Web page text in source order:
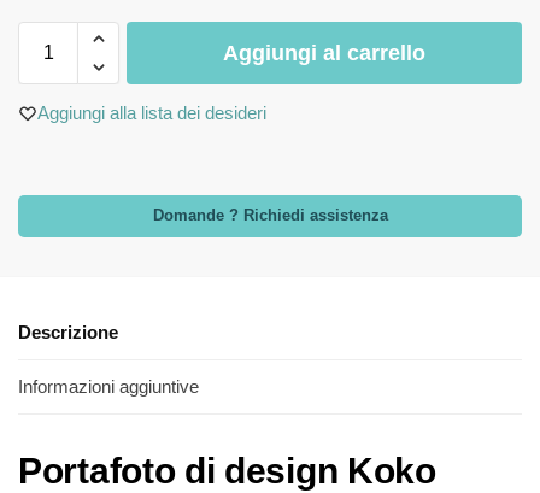
Aggiungi al carrello
Aggiungi alla lista dei desideri
Domande ? Richiedi assistenza
Descrizione
Informazioni aggiuntive
Portafoto di design Koko